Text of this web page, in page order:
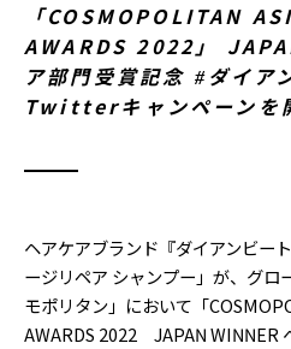
「COSMOPOLITAN
AWARDS 2022」
ア部門受賞記念 #ダイア
Twitterキャンペーンを
ヘアケアブランド『ダイアンビー
ージリペア シャンプー」が、グロ
モポリタン」において「
AWARDS 2022 JAPAN WINNER